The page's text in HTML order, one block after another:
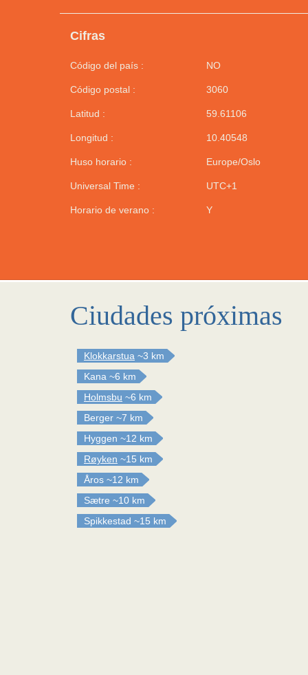
Cifras
Código del país : NO
Código postal : 3060
Latitud : 59.61106
Longitud : 10.40548
Huso horario : Europe/Oslo
Universal Time : UTC+1
Horario de verano : Y
Ciudades próximas
Klokkarstua ~3 km
Kana ~6 km
Holmsbu ~6 km
Berger ~7 km
Hyggen ~12 km
Røyken ~15 km
Åros ~12 km
Sætre ~10 km
Spikkestad ~15 km